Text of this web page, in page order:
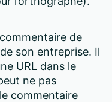
de
son entreprise. Il
URL dans le
ne pas
commentaire